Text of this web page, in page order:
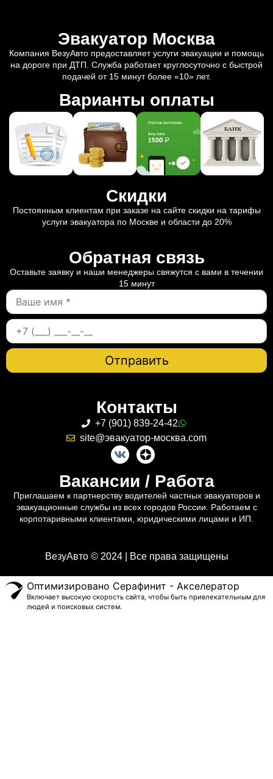
Эвакуатор Москва
Компания ВезуАвто предоставляет услуги эвакуации и помощь
на дороге при ДТП. Служба работает круглосуточно с быстрой
подачей от 15 минут более «10» лет.
Варианты оплаты
Скидки
Постоянным клиентам при заказе на сайте скидки на тарифы
услуги эвакуатора по Москве и области до 20%
Обратная связь
Оставьте заявку и наши менеджеры свяжутся с вами в течении
15 минут
Контакты
+7 (901) 839-24-42
site@эвакуатор-москва.com
Вакансии / Работа
Приглашаем к партнерству водителей частных эвакуаторов и
эвакуационные службы из всех городов России. Работаем с
корпотаривными клиентами, юридическими лицами и ИП.
ВезуАвто © 2024 | Все права защищены
Оптимизировано Серафинит - Акселератор
Включает высокую скорость сайта, чтобы быть привлекательным для
людей и поисковых систем.